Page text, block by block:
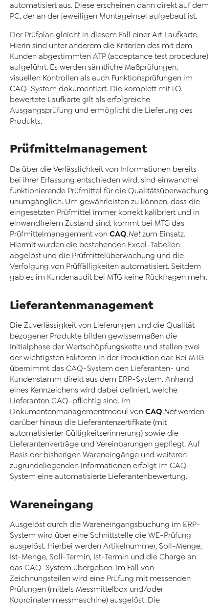
automatisiert aus. Diese erscheinen dann direkt auf dem
PC, der an der jeweiligen Montageinsel aufgebaut ist.
Der Prüfplan gleicht in diesem Fall einer Art Laufkarte.
Hierin sind unter anderem die Kriterien des mit dem
Kunden abgestimmten ATP (acceptance test procedure)
aufgeführt. Es werden sämtliche Maßprüfungen,
visuellen Kontrollen als auch Funktionsprüfungen im
CAQ-System dokumentiert. Die komplett mit i.O.
bewertete Laufkarte gilt als erfolgreiche
Ausgangsprüfung und ermöglicht die Lieferung des
Produkts.
Prüfmittelmanagement
Da über die Verlässlichkeit von Informationen bereits
bei ihrer Erfassung entschieden wird, sind einwandfrei
funktionierende Prüfmittel für die Qualitätsüberwachung
unumgänglich. Um gewährleisten zu können, dass die
eingesetzten Prüfmittel immer korrekt kalibriert und in
einwandfreiem Zustand sind, kommt bei MTG das
Prüfmittelmanagement von CAQ.Netzum Einsatz.
Hiermit wurden die bestehenden Excel-Tabellen
abgelöst und die Prüfmittelüberwachung und die
Verfolgung von Prüffälligkeiten automatisiert. Seitdem
gab es im Kundenaudit bei MTG keine Rückfragen mehr.
Lieferantenmanagement
Die Zuverlässigkeit von Lieferungen und die Qualität
bezogener Produkte bilden gewissermaßen die
Initialphase der Wertschöpfungskette und stellen zwei
der wichtigsten Faktoren in der Produktion dar. Bei MTG
übernimmt das CAQ-System den Lieferanten- und
Kundenstamm direkt aus dem ERP-System. Anhand
eines Kennzeichens wird dabei definiert, welche
Lieferanten CAQ-pflichtig sind. Im
Dokumentenmanagementmodul von CAQ.Netwerden
darüber hinaus die Lieferantenzertifikate (mit
automatisierter Gültigkeitserinnerung) sowie die
Lieferantenverträge und Vereinbarungen gepflegt. Auf
Basis der bisherigen Wareneingänge und weiteren
zugrundeliegenden Informationen erfolgt im CAQ-
System eine automatisierte Lieferantenbewertung.
Wareneingang
Ausgelöst durch die Wareneingangsbuchung im ERP-
System wird über eine Schnittstelle die WE-Prüfung
ausgelöst. Hierbei werden Artikelnummer, Soll-Menge,
Ist-Menge, Soll-Termin, Ist-Termin und die Charge an
das CAQ-System übergeben. Im Fall von
Zeichnungsteilen wird eine Prüfung mit messenden
Prüfungen (mittels Messmittelbox und/oder
Koordinatenmessmaschine) ausgelöst. Die